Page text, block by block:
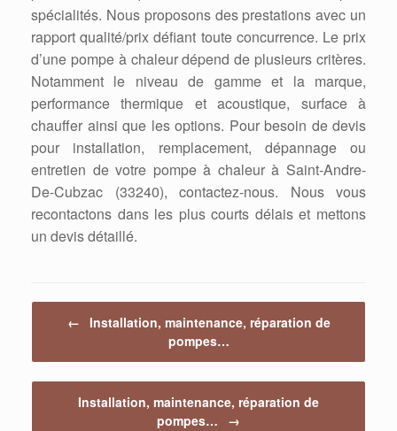
spécialités. Nous proposons des prestations avec un
rapport qualité/prix défiant toute concurrence. Le prix
d’une pompe à chaleur dépend de plusieurs critères.
Notamment le niveau de gamme et la marque,
performance thermique et acoustique, surface à
chauffer ainsi que les options. Pour besoin de devis
pour installation, remplacement, dépannage ou
entretien de votre pompe à chaleur à Saint-Andre-
De-Cubzac (33240), contactez-nous. Nous vous
recontactons dans les plus courts délais et mettons
un devis détaillé.
←
Installation, maintenance, réparation de
pompes…
Installation, maintenance, réparation de
pompes…
→